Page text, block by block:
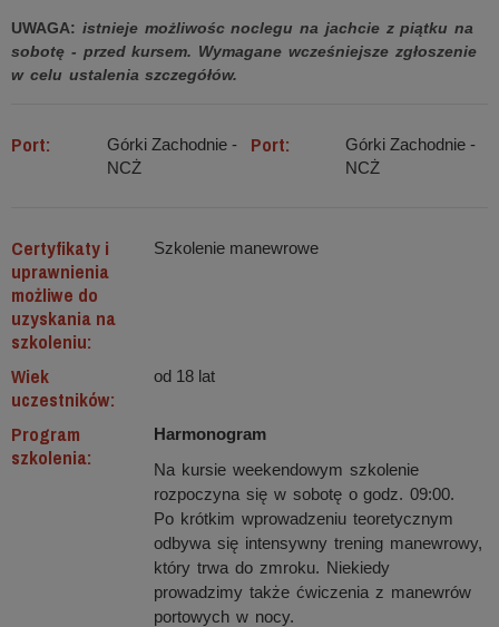
UWAGA: istnieje możliwośc noclegu na jachcie z piątku na
sobotę - przed kursem. Wymagane wcześniejsze zgłoszenie
w celu ustalenia szczegółów.
Port:
Górki Zachodnie -
NCŻ
Port:
Górki Zachodnie -
NCŻ
Certyfikaty i
uprawnienia
możliwe do
uzyskania na
szkoleniu:
Szkolenie manewrowe
Wiek
uczestników:
od 18 lat
Program
szkolenia:
Harmonogram
Na kursie weekendowym szkolenie
rozpoczyna się w sobotę o godz. 09:00.
Po krótkim wprowadzeniu teoretycznym
odbywa się intensywny trening manewrowy,
który trwa do zmroku. Niekiedy
prowadzimy także ćwiczenia z manewrów
portowych w nocy.